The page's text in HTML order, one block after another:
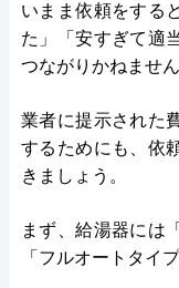
いまま依頼をする
た」「安すぎて適
つながりかねません
業者に提示された
するためにも、依
きましょう。
まず、給湯器には
「フルオートタイ